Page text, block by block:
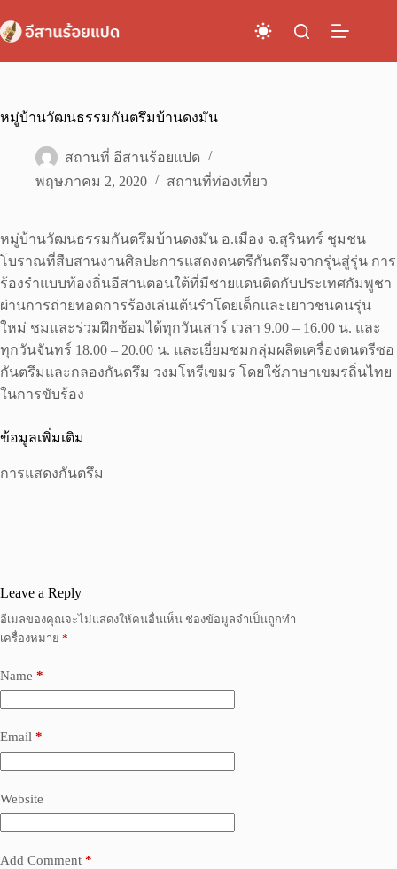
to
content
หมู่บ้านวัฒนธรรมกันตรึมบ้านดงมัน
สถานที่ อีสานร้อยแปด
พฤษภาคม 2, 2020
สถานที่ท่องเที่ยว
หมู่บ้านวัฒนธรรมกันตรึมบ้านดงมัน อ.เมือง จ.สุรินทร์ ชุมชน
โบราณที่สืบสานงานศิลปะการแสดงดนตรีกันตรึมจากรุ่นสู่รุ่น การ
ร้องรำแบบท้องถิ่นอีสานตอนใต้ที่มีชายแดนติดกับประเทศกัมพูชา
ผ่านการถ่ายทอดการร้องเล่นเต้นรำโดยเด็กและเยาวชนคนรุ่น
ใหม่ ชมและร่วมฝึกซ้อมได้ทุกวันเสาร์ เวลา 9.00 – 16.00 น. และ
ทุกวันจันทร์ 18.00 – 20.00 น. และเยี่ยมชมกลุ่มผลิตเครื่องดนตรีซอ
กันตรึมและกลองกันตรึม วงมโหรีเขมร โดยใช้ภาษาเขมรถิ่นไทย
ในการขับร้อง
ข้อมูลเพิ่มเติม
การแสดงกันตรึม
Leave a Reply
อีเมลของคุณจะไม่แสดงให้คนอื่นเห็น ช่องข้อมูลจำเป็นถูกทำ
เครื่องหมาย *
Name *
Email *
Website
Add Comment *